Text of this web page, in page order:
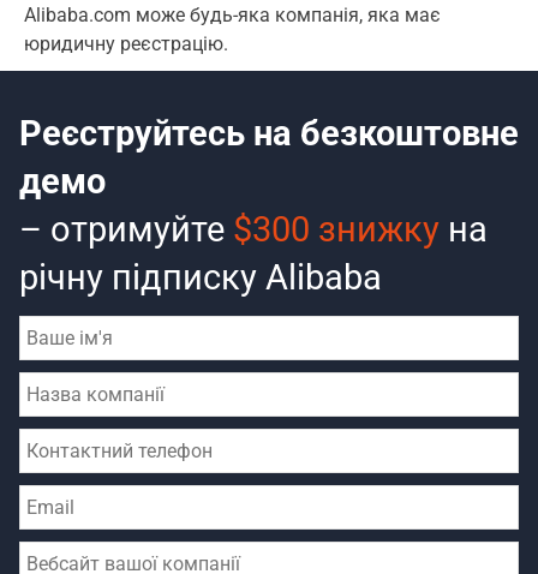
Alibaba.com може будь-яка компанія, яка має
юридичну реєстрацію.
Реєструйтесь на безкоштовне
демо
– отримуйте $300 знижку на
річну підписку Alibaba